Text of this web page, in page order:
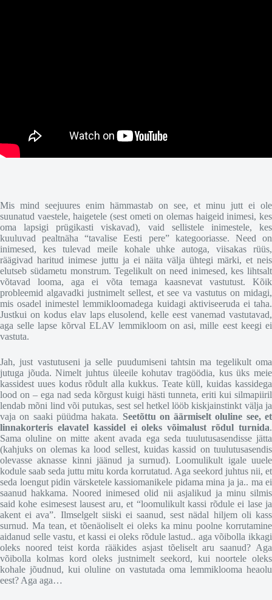
Mis mind seejuures enim hämmastab on see, et minu jutt ei ole
suunatud vaestele, haigetele (sest ometi on olemas haigeid inimesi, kes
oma lapsigi prügikasti viskavad), vaid sellistele inimestele, kes
kuuluvad pealtnäha “tavalise Eesti pere” kategooriasse. Need on
inimesed, kes tulevad meile kohale uhke autoga, viisakas rüüs,
räägivad haritud inimese juttu ja ei näita välja ühtegi märki, et neis
elutseb südametu monstrum. Tegelikult on need inimesed, kes lihtsalt
võtavad looma, aga ei võta temaga kaasnevat vastutust. Kõik
probleemid algavadki justnimelt sellest, et see va vastutus on midagi,
mis osadel inimestel lemmikloomadega kuidagi aktiviseeruda ei taha.
Justkui on kodus elav laps elusolend, kelle eest vanemad vastutavad,
aga selle lapse kõrval ELAV lemmikloom on asi, mille eest keegi ei
vastuta.
Jah, just vastutuseni ja selle puudumiseni tahtsin ma tegelikult oma
jutuga jõuda. Nimelt juhtus üleeile kohutav tragöödia, kus üks meie
kassidest uues kodus rõdult alla kukkus. Teate küll, kuidas kassidega
lood on – ega nad seda kõrgust kuigi hästi tunneta, eriti kui silmapiiril
lendab mõni lind või putukas, sest sel hetkel lööb kiskjainstinkt välja ja
vaja on saaki püüdma hakata. Seetõttu on äärmiselt oluline see, et
linnakorteris elavatel kassidel ei oleks võimalust rõdul turnida.
Sama oluline on mitte akent avada ega seda tuulutusasendisse jätta
(kahjuks on olemas ka lood sellest, kuidas kassid on tuulutusasendis
olevasse aknasse kinni jäänud ja surnud). Loomulikult igale uuele
kodule saab seda juttu mitu korda korrutatud. Aga seekord juhtus nii, et
seda loengut pidin värsketele kassiomanikele pidama mina ja ja.. ma ei
saanud hakkama. Noored inimesed olid nii asjalikud ja minu silmis
said kohe esimesest lausest aru, et “loomulikult kassi rõdule ei lase ja
akent ei ava”. Ilmselgelt siiski ei saanud, sest nädal hiljem oli kass
surnud. Ma tean, et tõenäoliselt ei oleks ka minu poolne korrutamine
aidanud selle vastu, et kassi ei oleks rõdule lastud.. aga võibolla ikkagi
oleks noored teist korda rääkides asjast tõeliselt aru saanud? Aga
võibolla kolmas kord oleks justnimelt seekord, kui noortele oleks
kohale jõudnud, kui oluline on vastutada oma lemmiklooma heaolu
eest? Aga aga…